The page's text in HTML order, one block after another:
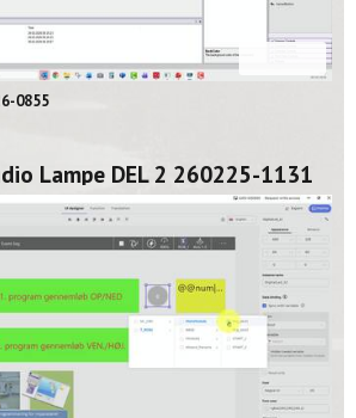
0855
Lampe DEL 2 260225-1131